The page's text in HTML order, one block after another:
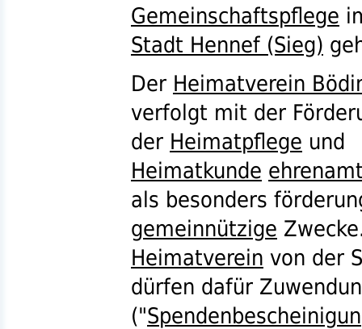
Gemeinschaftspflege
Stadt Hennef (Sieg)
Der Heimatverein
verfolgt mit der
der Heimatpflege und
Heimatkunde
als besonders
gemeinnützige
Heimatverein von der
dürfen dafür
("